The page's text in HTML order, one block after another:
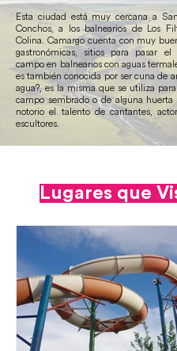
Esta ciudad está muy cercana a
Conchos, a los balnearios de Los
Colina. Camargo cuenta con muy
gastronómicas, sitios para pasar
campo en balnearios con aguas
es también conocida por ser cuna de
agua?, es la misma que se utiliza
campo sembrado o de alguna huerta
notorio el talento de cantantes,
escultores.
Lugares que